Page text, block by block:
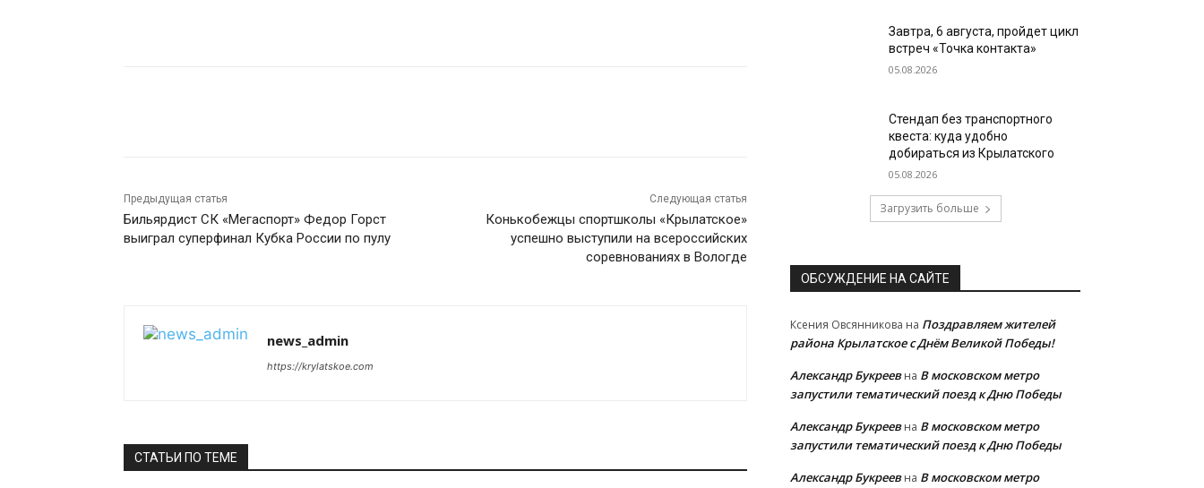
Предыдущая статья
Бильярдист СК «Мегаспорт» Федор Горст
выиграл суперфинал Кубка России по пулу
Следующая статья
Конькобежцы спортшколы «Крылатское»
успешно выступили на всероссийских
соревнованиях в Вологде
news_admin
https://krylatskoe.com
СТАТЬИ ПО ТЕМЕ
Завтра, 6 августа, пройдет цикл
встреч «Точка контакта»
05.08.2026
Стендап без транспортного
квеста: куда удобно
добираться из Крылатского
05.08.2026
Загрузить больше
ОБСУЖДЕНИЕ НА САЙТЕ
Ксения Овсянникова на Поздравляем жителей
района Крылатское с Днём Великой Победы!
Александр Букреевна В московском метро
запустили тематический поезд к Дню Победы
Александр Букреевна В московском метро
запустили тематический поезд к Дню Победы
Александр Букреевна В московском метро